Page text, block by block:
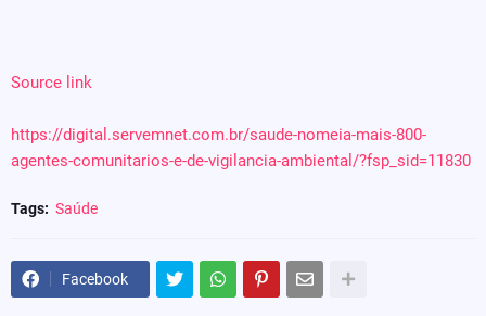
Source link
https://digital.servemnet.com.br/saude-nomeia-mais-800-
agentes-comunitarios-e-de-vigilancia-ambiental/?fsp_sid=11830
Tags: Saúde
Facebook